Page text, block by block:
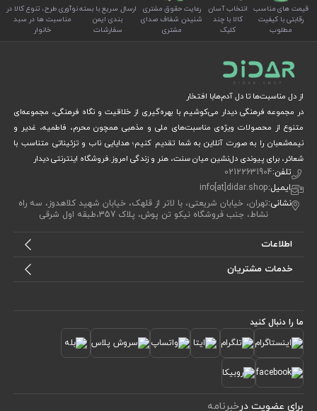
قیمت های مناسب
رقابتی با کیفیت
مطلوب
انتخاب آسان
کالا با چند
کلیک
رعایت حقوق مشتری
شنیدن شفاف صدای
مشتری
ارسال سریع با بسته
بندی ایمن
سفارشات
نوآوری طرح، تنوع کالا در
مناسبت ها در سبد
خانوار
از دل مناسبت‌ها تا دل آدم‌هابا افتخار
در مجموعه فرهنگی دیدار می‌کوشیم با بهره‌گیری از خلاقیت و نگاه فرهنگی، مجموعه‌ای
متنوع از محصولات ویژه‌ی مناسبت‌های ملی و مذهبی همچون محرم، فاطمیه، غدیر و
نیمه‌شعبان را به صورت آنلاین به شما تقدیم کنیم؛ هدایایی ناب و تزئیناتی متناسب با
شعائر، برای پیوندی دل‌نشین میان سنت، هنر و زندگی امروز.فروشگاه اینترنتی دیدار
تلفن:02122631904
ایمیل:info[at]didar.shop
نشانی:تهران، خیابان شریعتی، با لاتر از قلهک، خیابان شهید کلاهدوز، سه راه
نشاط، جنب فروشگاه نیکو تن پوش، پلاک 357،طبقه اول شرقی
اطلاعات
خدمات مشتریان
ما را دنبال کنید
برای عضویت درخبرنامه